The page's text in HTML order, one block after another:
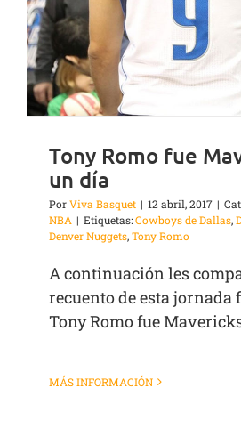
Tony Romo fue
un día
PorViva Basquet | 12 abril, 2017 |
NBA | Etiquetas:Cowboys de Dallas,
Denver Nuggets,Tony Romo
A continuación les
recuento de esta jornada
Tony Romo fue
MÁS INFORMACIÓN